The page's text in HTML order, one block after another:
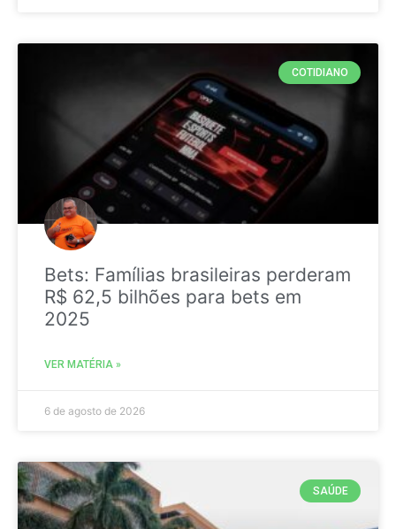
COTIDIANO
Bets: Famílias brasileiras perderam
R$ 62,5 bilhões para bets em
2025
VER MATÉRIA »
6 de agosto de 2026
SAÚDE